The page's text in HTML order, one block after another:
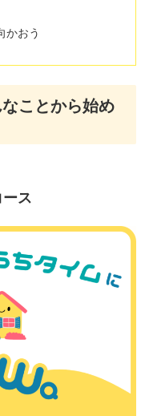
かおう
ことから始め
ス